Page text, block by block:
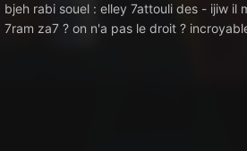
bjeh rabi souel : elley 7attouli des - ijiw il
7ram za7 ? on n'a pas le droit ?